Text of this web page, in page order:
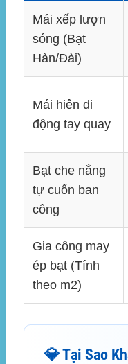
Mái xếp lượn
sóng (Bạt
Hàn/Đài)
Mái hiên di
động tay quay
Bạt che nắng
tự cuốn ban
công
Gia công may
ép bạt (Tính
theo m2)
💎 Tại Sao